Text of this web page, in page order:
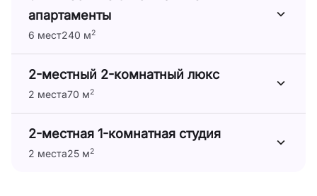
апартаменты
6 мест240 м2
2-местный 2-комнатный люкс
2 места70 м2
2-местная 1-комнатная студия
2 места25 м2